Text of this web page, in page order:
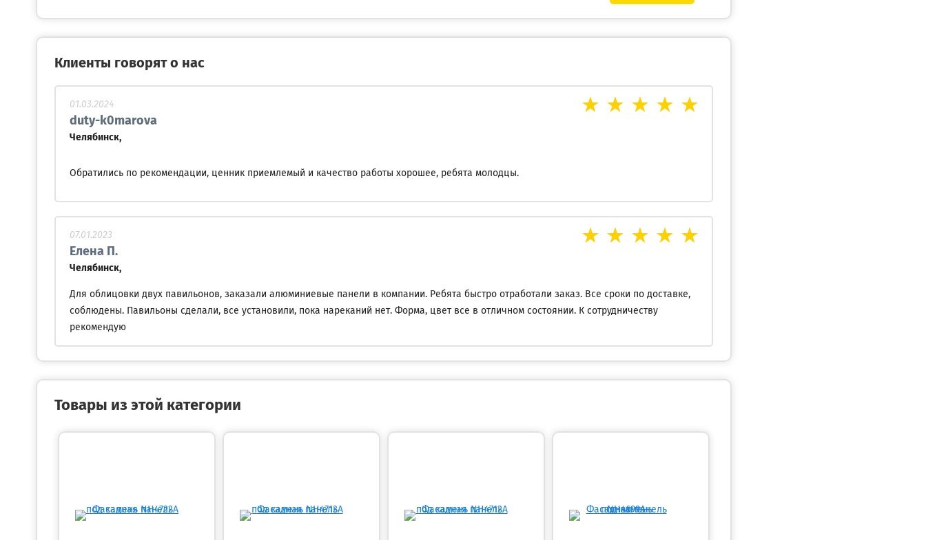
Клиенты говорят о нас
01.03.2024
duty-k0marova
Челябинск,
Обратились по рекомендации, ценник приемлемый и качество работы хорошее, ребята молодцы.
07.01.2023
Елена П.
Челябинск,
Для облицовки двух павильонов, заказали алюминиевые панели в компании. Ребята быстро отработали заказ. Все сроки по доставке,
соблюдены. Павильоны сделали, все установили, пока нареканий нет. Форма, цвет все в отличном состоянии. К сотрудничеству
рекомендую
Товары из этой категории